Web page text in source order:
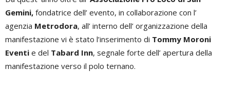
Gemini, fondatrice dell’ evento, in collaborazione con l’
agenzia Metrodora, all’ interno dell’ organizzazione della
manifestazione vi è stato l’inserimento di Tommy Moroni
Eventi e del Tabard Inn, segnale forte dell’ apertura della
manifestazione verso il polo ternano.